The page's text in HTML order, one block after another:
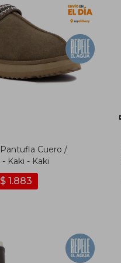
Cuero /
Kaki - Kaki
$ 1.883